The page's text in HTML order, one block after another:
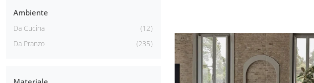
Ambiente
Da Cucina
12
Da Pranzo
235